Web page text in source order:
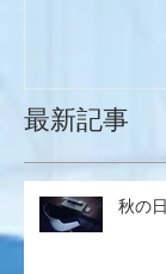
最新記事
秋の日